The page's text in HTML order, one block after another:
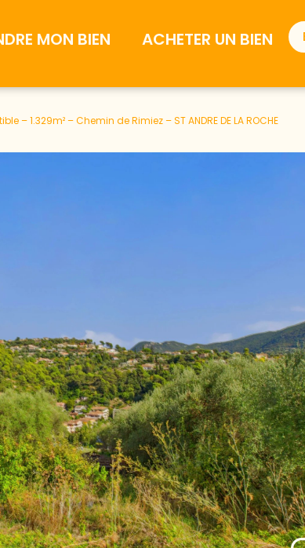
MON BIEN ACHETER UN BIEN
– 1.329m² – Chemin de Rimiez – ST ANDRE DE LA ROCHE